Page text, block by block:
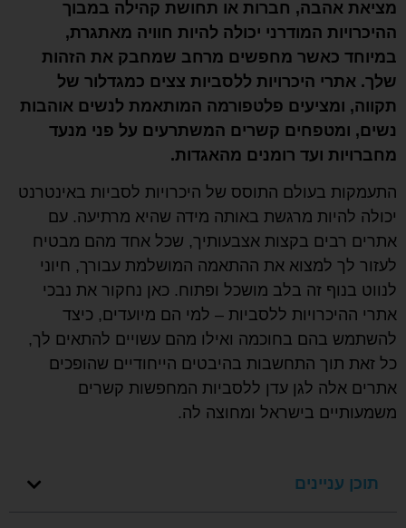
מציאת אהבה, חברות או תחושת קהילה במבוך
ההיכרויות המודרני יכולה להיות חוויה מאתגרת,
במיוחד כאשר מחפשים מרחב שמחבק את הזהות
שלך. אתרי היכרויות ללסביות צצים כמגדלור של
תקווה, ומציעים פלטפורמה המותאמת לנשים אוהבות
נשים, ומטפחים קשרים המשתרעים על פני מנעד
מחברויות ועד רומנים מהאגדות.
התעמקות בעולם התוסס של היכרויות לסביות באינטרנט
יכולה להיות מרגשת באותה מידה שהיא מרתיעה. עם
אתרים רבים בקצות אצבעותיך, שכל אחד מהם מבטיח
לעזור לך למצוא את ההתאמה המושלמת עבורך, חיוני
לנווט בנוף זה בלב מושכל ופתוח. כאן נחקור את נבכי
אתרי ההיכרויות ללסביות – למי הם מיועדים, כיצד
להשתמש בהם בחוכמה ואילו מהם עשויים להתאים לך,
כל זאת תוך התחשבות בהיבטים הייחודיים שהופכים
אתרים אלה לגן עדן ללסביות המחפשות קשרים
משמעותיים בישראל ומחוצה לה.
תוכן עניינים